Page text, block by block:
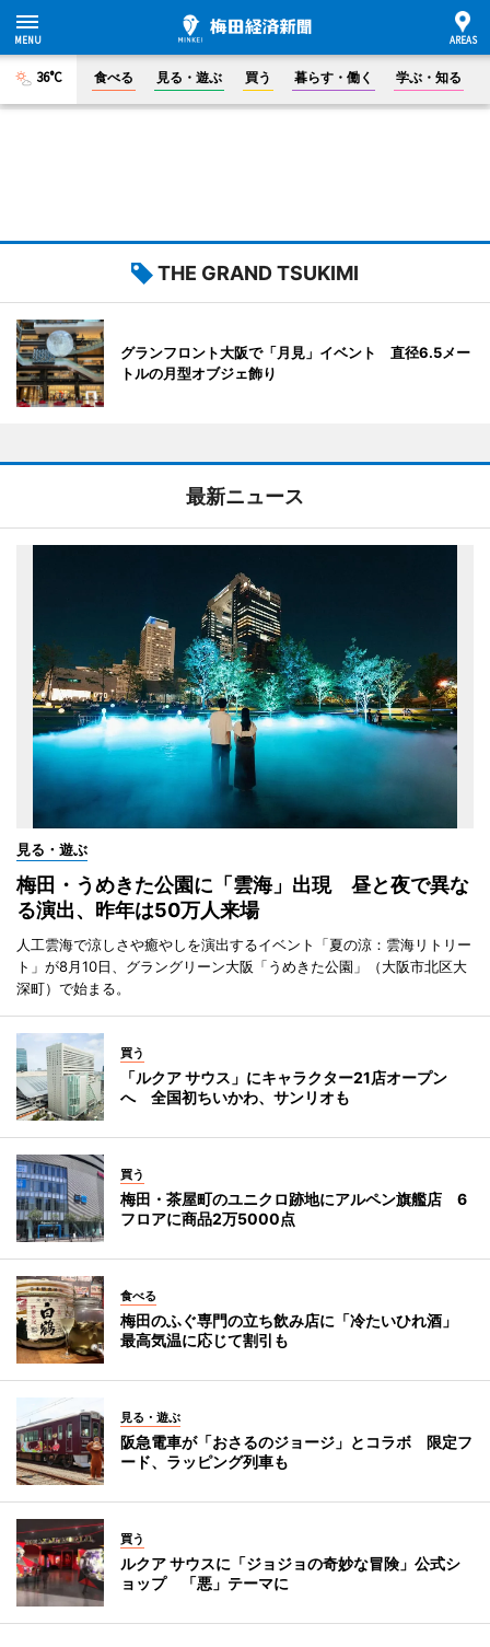
36°C 食べる 見る・遊ぶ 買う 暮らす・働く 学ぶ・知る
THE GRAND TSUKIMI
グランフロント大阪で「月見」イベント 直径6.5メー
トルの月型オブジェ飾り
最新ニュース
見る・遊ぶ
梅田・うめきた公園に「雲海」出現 昼と夜で異な
る演出、昨年は50万人来場
人工雲海で涼しさや癒やしを演出するイベント「夏の涼：雲海リトリー
ト」が8月10日、グラングリーン大阪「うめきた公園」（大阪市北区大
深町）で始まる。
買う
「ルクア サウス」にキャラクター21店オープン
へ 全国初ちいかわ、サンリオも
買う
梅田・茶屋町のユニクロ跡地にアルペン旗艦店 6
フロアに商品2万5000点
食べる
梅田のふぐ専門の立ち飲み店に「冷たいひれ酒」
最高気温に応じて割引も
見る・遊ぶ
阪急電車が「おさるのジョージ」とコラボ 限定フ
ード、ラッピング列車も
買う
ルクア サウスに「ジョジョの奇妙な冒険」公式シ
ョップ 「悪」テーマに